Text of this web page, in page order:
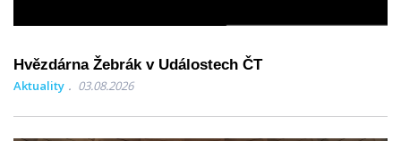
Hvězdárna Žebrák v Událostech ČT
Aktuality 03.08.2026